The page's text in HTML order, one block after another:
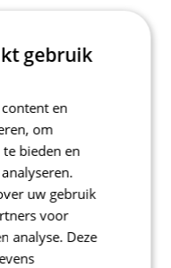
gebruik
en
om
bieden en
uw gebruik
voor
analyse. Deze